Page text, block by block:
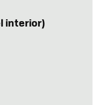
interior)